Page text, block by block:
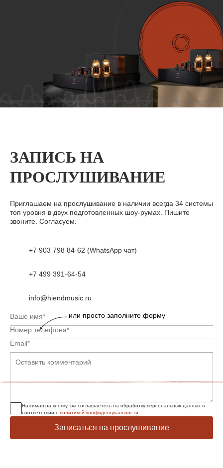
ЗАПИСЬ НА
ПРОСЛУШИВАНИЕ
Приглашаем на прослушивание в наличии всегда 34 системы
топ уровня в двух подготовленных шоу-румах. Пишите
звоните. Согласуем.
+7 903 798 84-62 (WhatsApp чат)
+7 499 391-64-54
info@hiendmusic.ru
Нажимая на кнопку, вы соглашаетесь на обработку персональных данных в
соответствии с политикой конфиденциальности
Записаться на прослушивание
или просто заполните форму